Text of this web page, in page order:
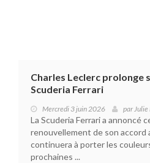
Charles Leclerc prolonge
Scuderia Ferrari
Mercredi 3 juin 2026 parJulie
La Scuderia Ferrari a annoncé
renouvellement de son accord
continuera à porter les
prochaines ...